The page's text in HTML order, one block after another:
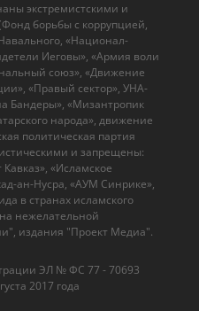
ЭЛ № ФС 77 - 70693
2017 года
экстремистскими и
борьбы с коррупцией,
«Национал-
Иеговы», «Армия воли
союз», «Движение
«Правый сектор», УНА-
Бандеры», «Мизантропик
народа», движение
политическая партия
и запрещены:
«Исламское
ан-Нусра, «АУМ Синрике»,
в странах исламского
нежелательной
издания "Проект Медиа".